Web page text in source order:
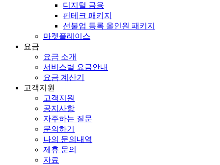
디지털 금융
핀테크 패키지
선불업 등록 올인원 패키지
마켓플레이스
요금
요금 소개
서비스별 요금안내
요금 계산기
고객지원
고객지원
공지사항
자주하는 질문
문의하기
나의 문의내역
제휴 문의
자료